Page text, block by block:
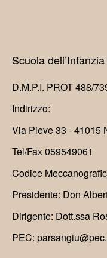
Scuola
D.M.P.I. PROT 488/
Indirizzo:
Via Pieve 33 - 41015
Tel/Fax 059549061
Codice
Presidente: Don
Dirigente: Dott.ssa
PEC: